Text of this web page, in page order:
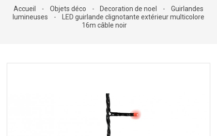
DÉCO
OUTDOOR
Accueil Objets déco Decoration de noel
Guirlandes
lumineuses
LED guirlande clignotante extérieur multicolore
16m câble noir